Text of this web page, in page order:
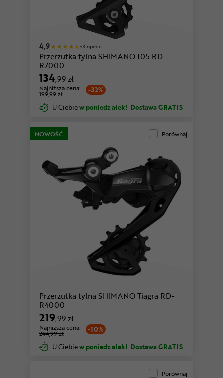
4,9 43 opinie
Przerzutka tylna SHIMANO 105 RD-
R7000
134,99 zł
-32%
Najniższa cena:
199,99 zł
U Ciebiew poniedziałek! Dostawa GRATIS
NOWOŚĆ Porównaj
Przerzutka tylna SHIMANO Tiagra RD-
R4000
219,99 zł
-10%
Najniższa cena:
244,99 zł
U Ciebiew poniedziałek! Dostawa GRATIS
Porównaj